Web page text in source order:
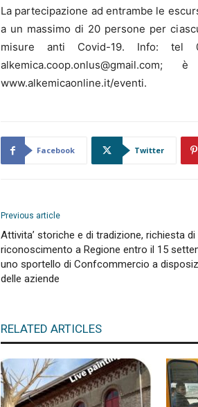
La partecipazione ad entrambe le
a un massimo di 20 persone per
misure anti Covid-19. Info: tel
www.alkemicaonline.it/eventi.
Facebook Twitter
Previous article
Attivita’ storiche e di tradizione, richiesta di
riconoscimento a Regione entro il 15
uno sportello di Confcommercio a
delle aziende
RELATED ARTICLES